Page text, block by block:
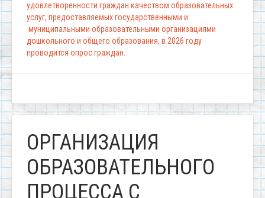
удовлетворенности граждан качеством образовательных
услуг, предоставляемых государственными и
муниципальными образовательными организациями
дошкольного и общего образования, в 2026 году
проводится опрос граждан.
ОРГАНИЗАЦИЯ
ОБРАЗОВАТЕЛЬНОГО
ПРОЦЕССА С